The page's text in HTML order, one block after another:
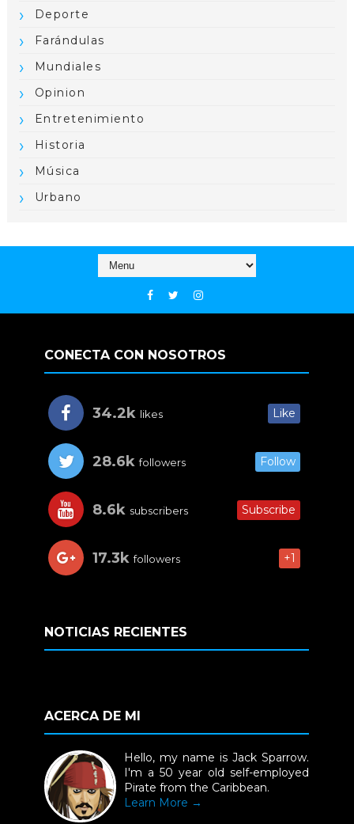
Deporte
Farándulas
Mundiales
Opinion
Entretenimiento
Historia
Música
Urbano
CONECTA CON NOSOTROS
34.2k likes Like
28.6k followers Follow
8.6k subscribers Subscribe
17.3k followers +1
NOTICIAS RECIENTES
ACERCA DE MI
Hello, my name is Jack Sparrow.
I'm a 50 year old self-employed
Pirate from the Caribbean.
Learn More →